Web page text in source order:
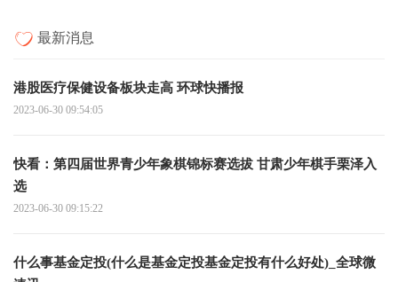
最新消息
港股医疗保健设备板块走高 环球快播报
2023-06-30 09:54:05
快看：第四届世界青少年象棋锦标赛选拔 甘肃少年棋手栗泽入
选
2023-06-30 09:15:22
什么事基金定投(什么是基金定投基金定投有什么好处)_全球微